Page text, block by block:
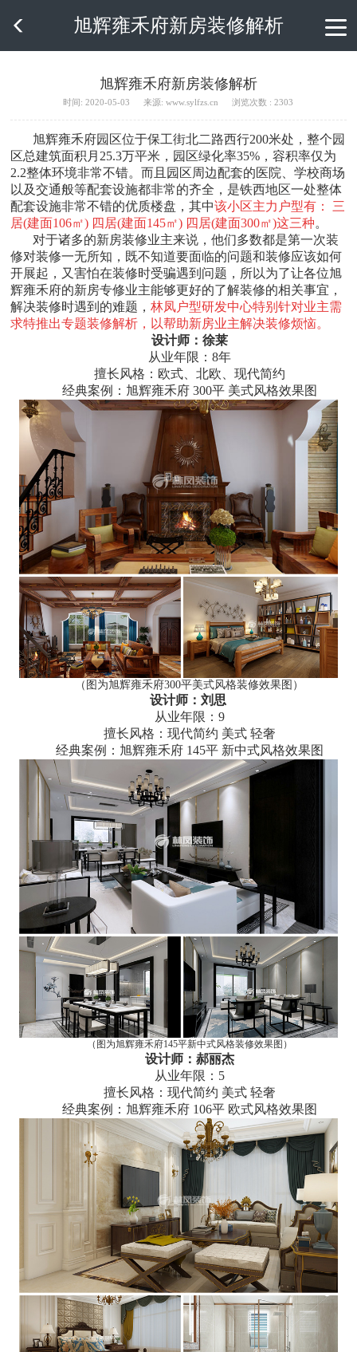
 旭辉雍禾府新房装修解析
旭辉雍禾府新房装修解析
时间: 2020-05-03 来源: www.sylfzs.cn 浏览次数 : 2303
旭辉雍禾府园区位于保工街北二路西行200米处，整个园
区总建筑面积月25.3万平米，园区绿化率35%，容积率仅为
2.2整体环境非常不错。而且园区周边配套的医院、学校商场
以及交通般等配套设施都非常的齐全，是铁西地区一处整体
配套设施非常不错的优质楼盘，其中该小区主力户型有： 三
居(建面106㎡) 四居(建面145㎡) 四居(建面300㎡)这三种。
对于诸多的新房装修业主来说，他们多数都是第一次装
修对装修一无所知，既不知道要面临的问题和装修应该如何
开展起，又害怕在装修时受骗遇到问题，所以为了让各位旭
辉雍禾府的新房专修业主能够更好的了解装修的相关事宜，
解决装修时遇到的难题，林凤户型研发中心特别针对业主需
求特推出专题装修解析，以帮助新房业主解决装修烦恼。
设计师：徐莱
从业年限：8年
擅长风格：欧式、北欧、现代简约
经典案例：旭辉雍禾府 300平 美式风格效果图
（图为旭辉雍禾府300平美式风格装修效果图）
设计师：刘思
从业年限：9
擅长风格：现代简约 美式 轻奢
经典案例：旭辉雍禾府 145平 新中式风格效果图
（图为旭辉雍禾府145平新中式风格装修效果图 ）
设计师：郝丽杰
从业年限：5
擅长风格：现代简约 美式 轻奢
经典案例：旭辉雍禾府 106平 欧式风格效果图